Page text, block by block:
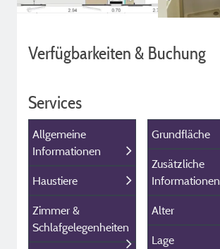
Verfügbarkeiten & Buchung
Services
Allgemeine
Informationen
Haustiere
Zimmer &
Schlafgelegenheiten
Grundfläche
Zusätzliche
Informationen
Alter
Lage